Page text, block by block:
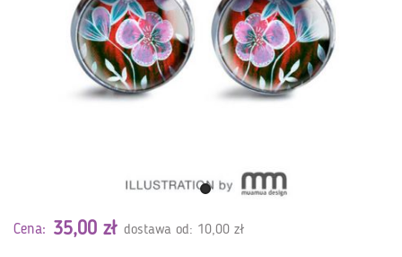
Cena: 35,00 zł dostawa od: 10,00 zł